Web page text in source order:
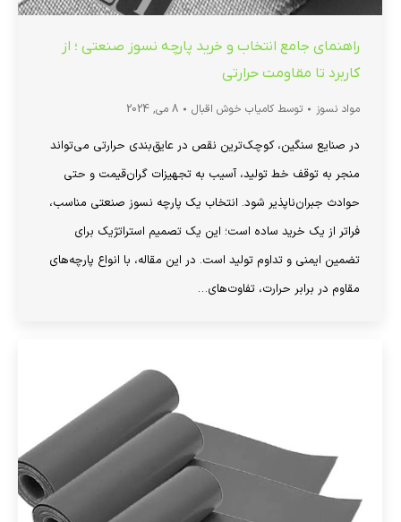
راهنمای جامع انتخاب و خرید پارچه نسوز صنعتی ؛ از
کاربرد تا مقاومت حرارتی
مواد نسوز توسط کامیاب خوش اقبال 8 می, 2024
در صنایع سنگین، کوچک‌ترین نقص در عایق‌بندی حرارتی می‌تواند
منجر به توقف خط تولید، آسیب به تجهیزات گران‌قیمت و حتی
حوادث جبران‌ناپذیر شود. انتخاب یک پارچه نسوز صنعتی مناسب،
فراتر از یک خرید ساده است؛ این یک تصمیم استراتژیک برای
تضمین ایمنی و تداوم تولید است. در این مقاله، با انواع پارچه‌های
مقاوم در برابر حرارت، تفاوت‌های…